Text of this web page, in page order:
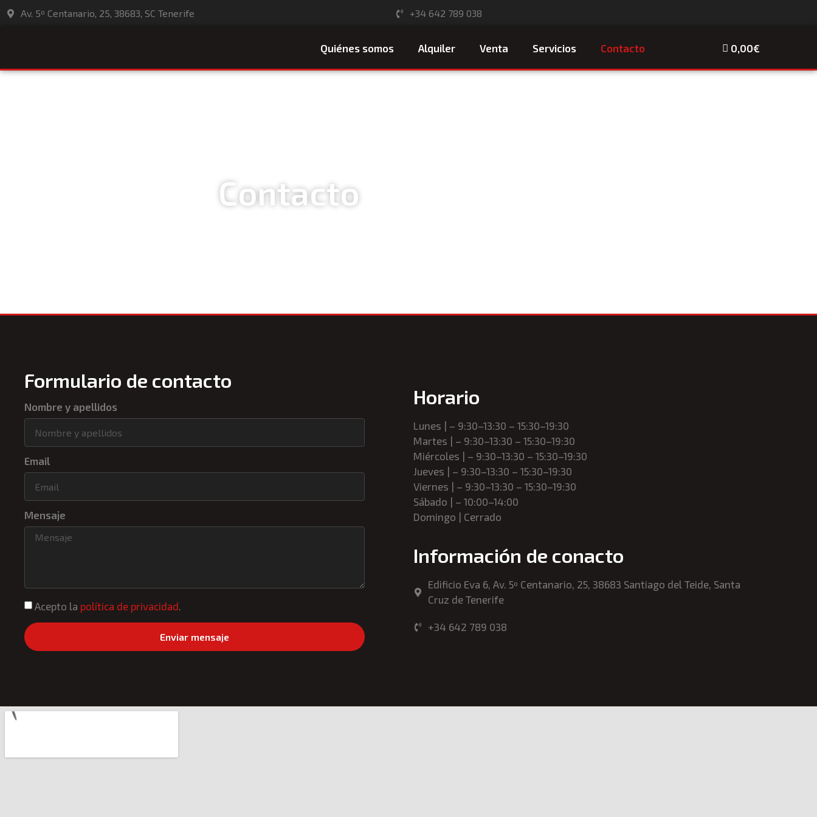
Av. 5º Centanario, 25, 38683, SC Tenerife +34 642 789 038
Quiénes somos Alquiler Venta Servicios Contacto 0,00€
Contacto
Formulario de contacto
Nombre y apellidos
Email
Mensaje
Acepto la política de privacidad.
Enviar mensaje
Horario
Lunes | – 9:30–13:30 – 15:30–19:30
Martes | – 9:30–13:30 – 15:30–19:30
Miércoles | – 9:30–13:30 – 15:30–19:30
Jueves | – 9:30–13:30 – 15:30–19:30
Viernes | – 9:30–13:30 – 15:30–19:30
Sábado | – 10:00–14:00
Domingo | Cerrado
Información de conacto
Edificio Eva 6, Av. 5º Centanario, 25, 38683 Santiago del Teide, Santa
Cruz de Tenerife
+34 642 789 038